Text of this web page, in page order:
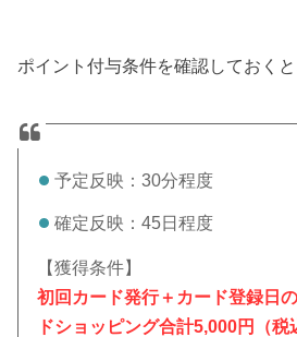
ポイント付与条件を確認しておくと
予定反映：30分程度
確定反映：45日程度
【獲得条件】
初回カード発行＋カード登録日
ドショッピング合計5,000円（税